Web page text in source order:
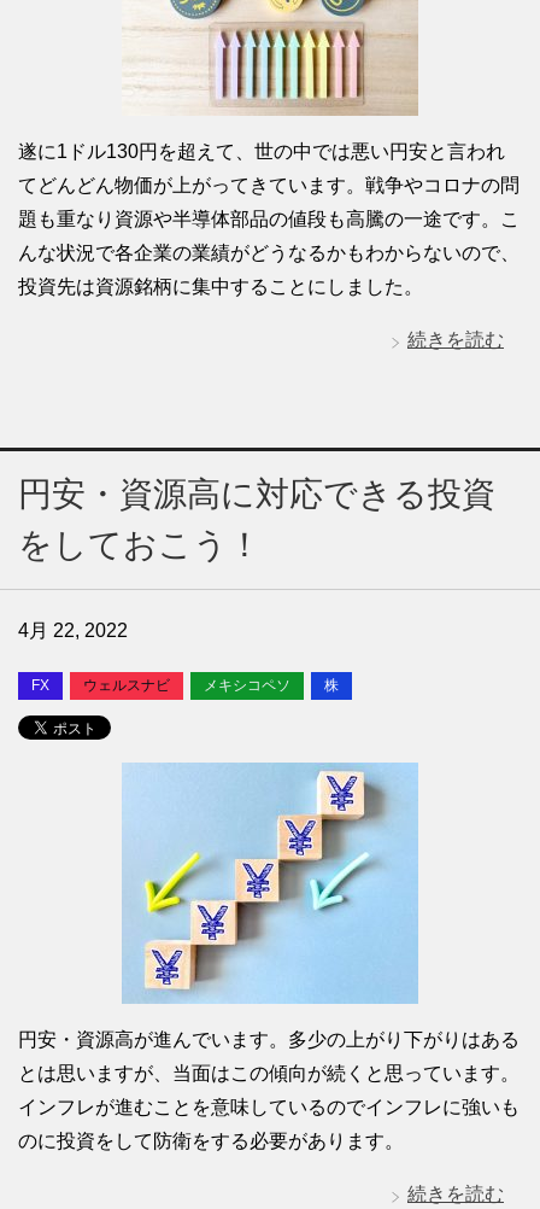
遂に1ドル130円を超えて、世の中では悪い円安と言われ
てどんどん物価が上がってきています。戦争やコロナの問
題も重なり資源や半導体部品の値段も高騰の一途です。こ
んな状況で各企業の業績がどうなるかもわからないので、
投資先は資源銘柄に集中することにしました。
続きを読む
円安・資源高に対応できる投資
をしておこう！
4月 22, 2022
FX ウェルスナビ メキシコペソ 株
円安・資源高が進んでいます。多少の上がり下がりはある
とは思いますが、当面はこの傾向が続くと思っています。
インフレが進むことを意味しているのでインフレに強いも
のに投資をして防衛をする必要があります。
続きを読む